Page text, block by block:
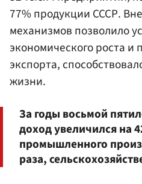
77% продукции СССР.
механизмов позволило
экономического роста
экспорта,
жизни.
За годы восьмой
доход увеличился на
промышленного
раза,